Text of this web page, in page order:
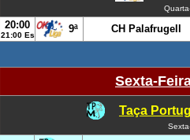
20:00
21:00 Es
9ª CH Palafrugell
Sexta-
Taça